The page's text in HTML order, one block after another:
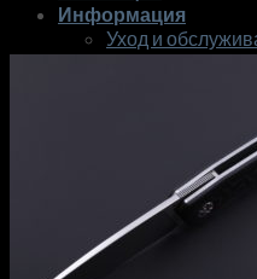
Информация
Уход и
О мастерской
Корзина пуста.